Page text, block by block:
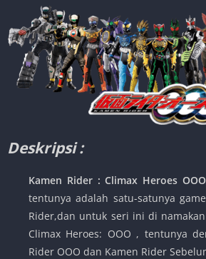
Deskripsi :
Kamen Rider : Climax Heroes
tentunya adalah satu-satunya
Rider,dan untuk seri ini di
Climax Heroes: OOO , tentunya
Rider OOO dan Kamen Rider